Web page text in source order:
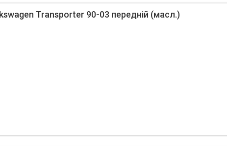
Transporter 90-03 передній (масл.)